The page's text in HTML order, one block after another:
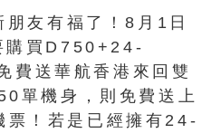
友有福了！8月1日
購買D750+24-
送華航香港來回雙
單機身，則免費送上
票！若是已經擁有24-